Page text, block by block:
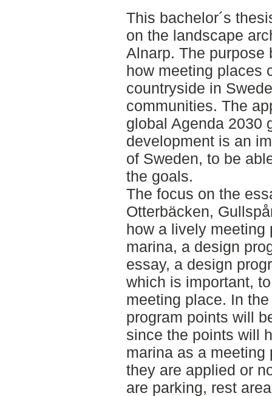
This bachelor´s
on the landscape
Alnarp. The purpose
how meeting places
countryside in
communities. The
global Agenda 2030
development is an
of Sweden, to be
the goals.
The focus on the
Otterbäcken,
how a lively meeting
marina, a design
essay, a design
which is important,
meeting place. In
program points will
since the points will
marina as a meeting
they are applied or
are parking, rest